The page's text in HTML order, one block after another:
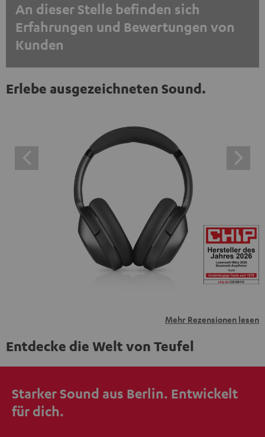
An dieser Stelle befinden sich
Erfahrungen und Bewertungen von
Kunden
Trustpilot‑Bewertungen sind externe Inhalte. Der
externe Inhalt kann hier mit nur einem Klick angezeigt
werden. Mit dem Anklicken des Inhalts wird zugestimmt,
dass externe Inhalte angezeigt werden. Dabei können
personenbezogene Daten an Drittplattformen
übermittelt werden.
Weitere Informationen sind in der
Datenschutzerklärung unter I zu finden.
Erlebe ausgezeichneten Sound.
Mehr Rezensionen lesen
Entdecke die Welt von Teufel
Starker Sound aus Berlin. Entwickelt
für dich.